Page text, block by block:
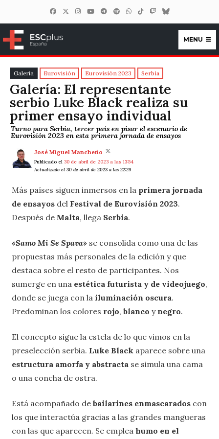
ESCplus España
MENU
Galeria Eurovisión Eurovisión 2023 Serbia
Galería: El representante
serbio Luke Black realiza su
primer ensayo individual
Turno para Serbia, tercer país en pisar el escenario de
Eurovisión 2023 en esta primera jornada de ensayos
José Miguel Mancheño
Publicado el 30 de abril de 2023 a las 13:54
Actualizado el 30 de abril de 2023 a las 22:29
Más países siguen inmersos en la primera jornada
de ensayos del Festival de Eurovisión 2023.
Después de Malta, llega Serbia.
«Samo Mi Se Spava» se consolida como una de las
propuestas más personales de la edición y que
destaca sobre el resto de participantes. Nos
sumerge en una estética futurista y de videojuego,
donde se juega con la iluminación oscura.
Predominan los colores rojo, blanco y negro.
El concepto sigue la estela de lo que vimos en la
preselección serbia. Luke Black aparece sobre una
estructura amorfa y abstracta se simula una cama
o una concha de ostra.
Está acompañado de bailarines enmascarados con
los que interactúa gracias a las grandes mangueras
con las que aparecen. Se emplea humo en el